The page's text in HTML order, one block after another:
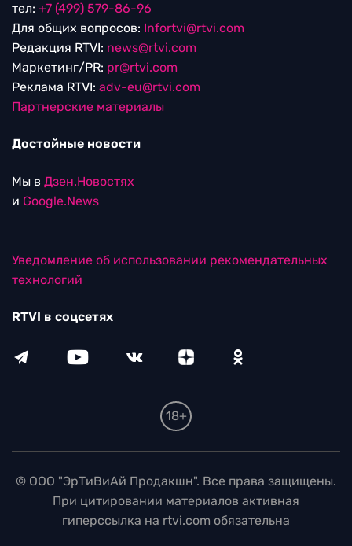
тел: +7 (499) 579-86-96
Для общих вопросов: Infortvi@rtvi.com
Редакция RTVI: news@rtvi.com
Маркетинг/PR: pr@rtvi.com
Реклама RTVI: adv-eu@rtvi.com
Партнерские материалы
Достойные новости
Мы в Дзен.Новостях
и Google.News
Уведомление об использовании рекомендательных
технологий
RTVI в соцсетях
18+
© ООО "ЭрТиВиАй Продакшн". Все права защищены.
При цитировании материалов активная
гиперссылка на rtvi.com обязательна